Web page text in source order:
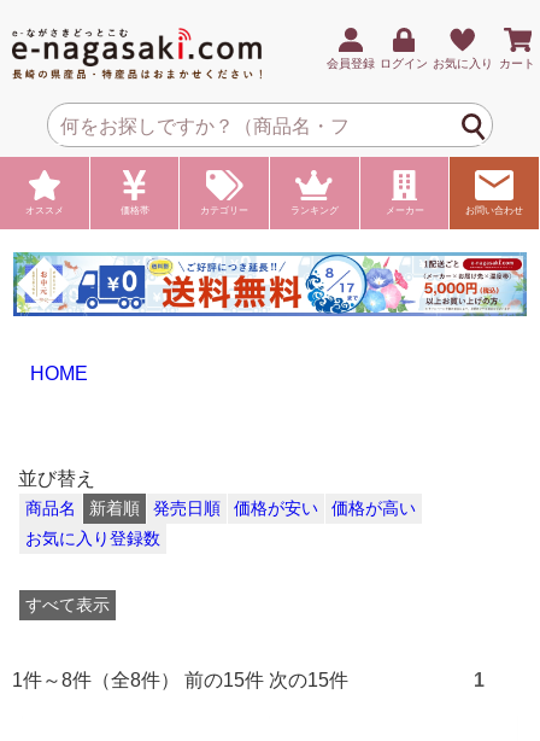
会員登録 ログイン お気に入り カート
オススメ 価格帯 カテゴリー ランキング メーカー お問い合わせ
HOME
並び替え
商品名 新着順 発売日順 価格が安い
価格が高い
お気に入り登録数
すべて表示
1件～8件（全8件） 前の15件 次の15件 1